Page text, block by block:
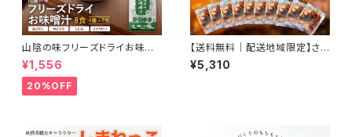
山陰の味フリーズドライお味噌
汁
¥1,556
20%OFF
【送料無料｜配送地域限定】さ
ば味噌煮(冷凍レトルト40g×10
袋) 製造元から冷凍直送 老舗味
¥5,310